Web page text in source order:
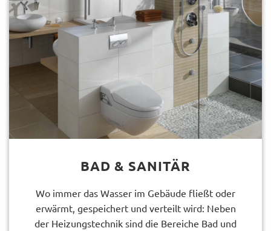
BAD & SANITÄR
Wo immer das Wasser im Gebäude fließt oder
erwärmt, gespeichert und verteilt wird: Neben
der Heizungstechnik sind die Bereiche Bad und